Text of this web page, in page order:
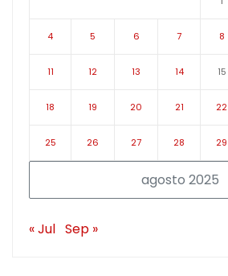
agosto 2025
4 5 6 7 8
11 12 13 14 15
18 19 20 21 22
25 26 27 28 29
« Jul Sep »